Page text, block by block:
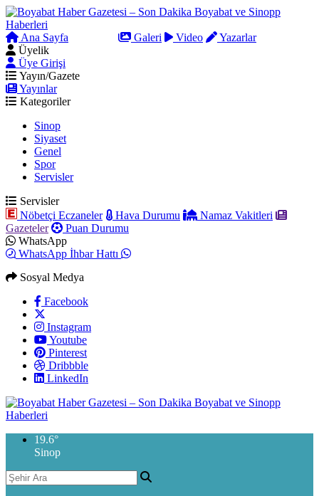
Ana Sayfa Galeri Video
Yazarlar
Üyelik
Üye Girişi
Yayın/Gazete
Yayınlar
Kategoriler
Sinop
Siyaset
Genel
Spor
Servisler
Servisler
Nöbetçi Eczaneler
Hava Durumu
Namaz Vakitleri
Gazeteler
Puan Durumu
WhatsApp
WhatsApp İhbar Hattı
Sosyal Medya
Facebook
Instagram
Youtube
Pinterest
Dribbble
LinkedIn
19.6°
Sinop